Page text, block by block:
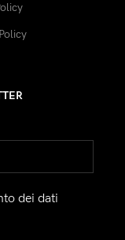
dei dati